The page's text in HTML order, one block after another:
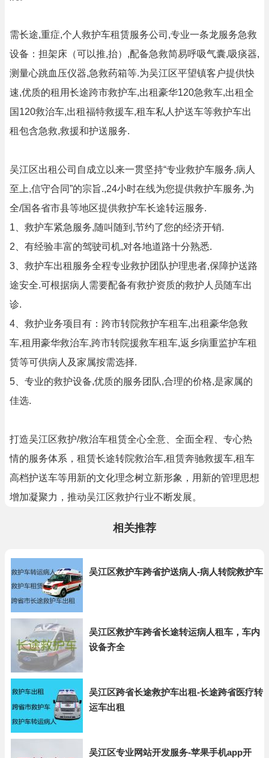
需长途,重症,个人救护车租赁服务公司,专业一条龙服务急救
设备：担架床（可以推,抬）,配备急救简易呼吸气囊,吸痰器,
测量心跳血压仪器,急救药箱等.为吴江区平望镇客户提供快
速,优质的租用长途跨市救护车,出租豪华120急救车,出租全
国120救治车,出租福特救援车,租车私人护送车等救护车出
租包含急救,救援和护送服务.
吴江区出租公司自成立以来一贯坚持“专业救护车服务,病人
至上,信守合同”的宗旨.,24小时在线为您提供救护车服务,为
全/国各省市县等地区提供救护车长途转运服务.
1、救护车紧急服务,随叫随到,节约了您的经济开销.
2、有经验丰富的驾驶司机,对各地道路十分熟悉.
3、救护车出租服务全程专业救护团队护理患者,保障护送路
途安全.可根据病人需要配备有救护资质的救护人员随车出
诊.
4、救护业务项目有：跨市转院救护车租车,出租豪华急救
车,租用豪华救治车,跨市转院援救车租车,返乡病重监护车租
赁等可供病人及家属按需选择.
5、专业的救护设备,优质的服务团队,合理的价格,是家属的
佳选.
打造吴江区救护/救治车租赁全心全意、全面全程、专心热
情的服务体系，租赁长途转院救治车,租赁奔驰救援车,租车
高档护送车等用新的文化理念树立新形象，用新的管理思想
增加凝聚力，推动吴江区救护行业不断发展。
相关推荐
吴江区救护车跨省护送病人-病人转院救护车
吴江区救护车跨省长途转运病人租车，车内
设备齐全
吴江区跨省长途救护车出租-长途跨省医疗转
运车出租
吴江区专业网站开发服务-苹果手机app开